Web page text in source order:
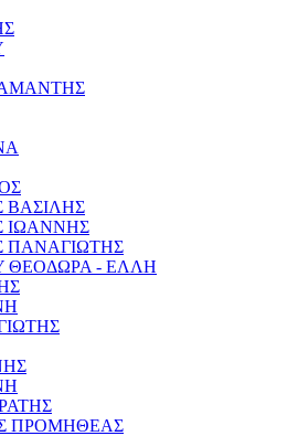
ΙΩΑΝΝΗΣ
- ΕΛΛΗ
ΠΡΟΜΗΘΕΑΣ